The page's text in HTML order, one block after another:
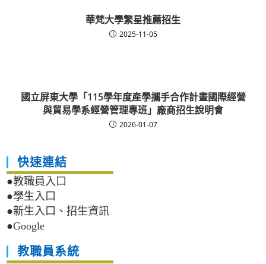
華梵大學繁星推薦招生
2025-11-05
國立屏東大學「115學年度產學攜手合作計畫國際經營
與貿易學系經營管理專班」廠商招生說明會
2026-01-07
快速連結
●教職員入口
●學生入口
●新生入口、招生資訊
●Google
教職員系統